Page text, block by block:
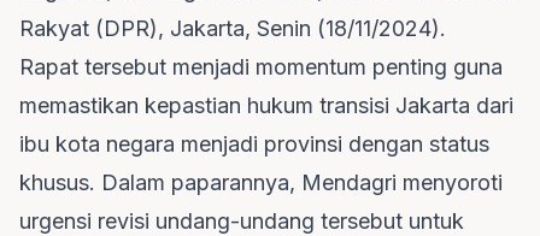
Rakyat (DPR), Jakarta, Senin (18/11/2024).
Rapat tersebut menjadi momentum penting guna
memastikan kepastian hukum transisi Jakarta dari
ibu kota negara menjadi provinsi dengan status
khusus. Dalam paparannya, Mendagri menyoroti
urgensi revisi undang-undang tersebut untuk